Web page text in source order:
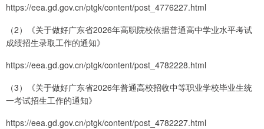
https://eea.gd.gov.cn/ptgk/content/post_4776227.html
（2）《关于做好广东省2026年高职院校依据普通高中学业水平考试
成绩招生录取工作的通知》
https://eea.gd.gov.cn/ptgk/content/post_4782228.html
（3）《关于做好广东省2026年普通高校招收中等职业学校毕业生统
一考试招生工作的通知》
https://eea.gd.gov.cn/ptgk/content/post_4782227.html